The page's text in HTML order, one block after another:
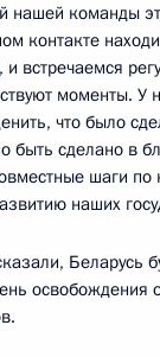
нашей команды
контакте
встречаемся
моменты. У
что было
быть сделано в
шаги
наших
Беларусь
освобождения